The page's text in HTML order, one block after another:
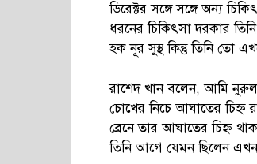
ডিরেক্টর সঙ্গে সঙ্গে অন্য
ধরনের চিকিৎসা দরকার
হক নূর সুস্থ কিন্তু তিনি তো
রাশেদ খান বলেন, আমি নুরুল
চোখের নিচে আঘাতের চিহ্ন
ব্রেনে তার আঘাতের চিহ্ন
তিনি আগে যেমন ছিলেন এখন